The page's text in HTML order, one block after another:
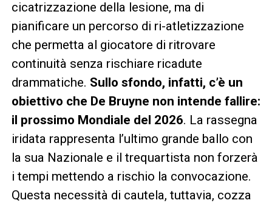
cicatrizzazione della lesione, ma di
pianificare un percorso di ri-atletizzazione
che permetta al giocatore di ritrovare
continuità senza rischiare ricadute
drammatiche. Sullo sfondo, infatti, c’è un
obiettivo che De Bruyne non intende fallire:
il prossimo Mondiale del 2026. La rassegna
iridata rappresenta l’ultimo grande ballo con
la sua Nazionale e il trequartista non forzerà
i tempi mettendo a rischio la convocazione.
Questa necessità di cautela, tuttavia, cozza